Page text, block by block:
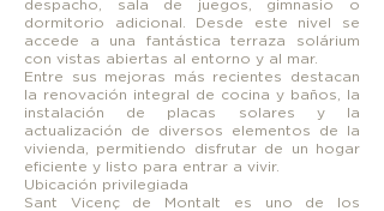
despacho, sala de juegos, gimnasio o
dormitorio adicional. Desde este nivel se
accede a una fantástica terraza solárium
con vistas abiertas al entorno y al mar.
Entre sus mejoras más recientes destacan
la renovación integral de cocina y baños, la
instalación de placas solares y la
actualización de diversos elementos de la
vivienda, permitiendo disfrutar de un hogar
eficiente y listo para entrar a vivir.
Ubicación privilegiada
Sant Vicenç de Montalt es uno de los